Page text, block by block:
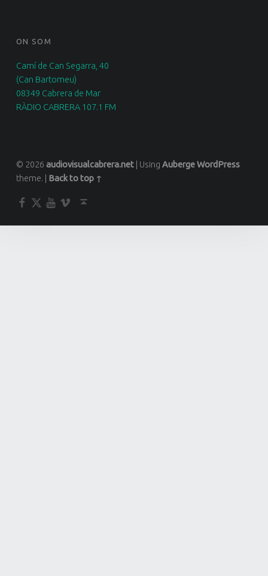
ON SOM
Camí de Can Segarra, 40
(Can Bartomeu)
08349 Cabrera de Mar
RÀDIO CABRERA 107.1 FM
© 2026 audiovisualcabrera.net Using AubergeWordPress
theme.
Back to top ↑
Facebook
TwitterYouTube
Vimeo